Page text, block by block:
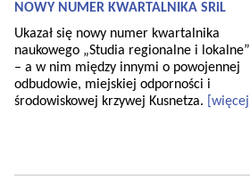
NOWY NUMER KWARTALNIKA SRiL
Ukazał się nowy numer kwartalnika
naukowego „Studia regionalne i lokalne”
– a w nim między innymi o powojennej
odbudowie, miejskiej odporności i
środowiskowej krzywej Kusnetza.
[więcej]